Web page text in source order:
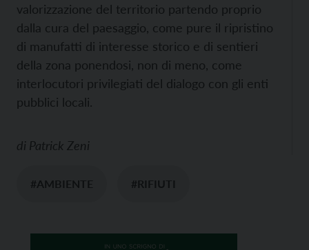
valorizzazione del territorio partendo proprio
dalla cura del paesaggio, come pure il ripristino
di manufatti di interesse storico e di sentieri
della zona ponendosi, non di meno, come
interlocutori privilegiati del dialogo con gli enti
pubblici locali.
di Patrick Zeni
#AMBIENTE #RIFIUTI